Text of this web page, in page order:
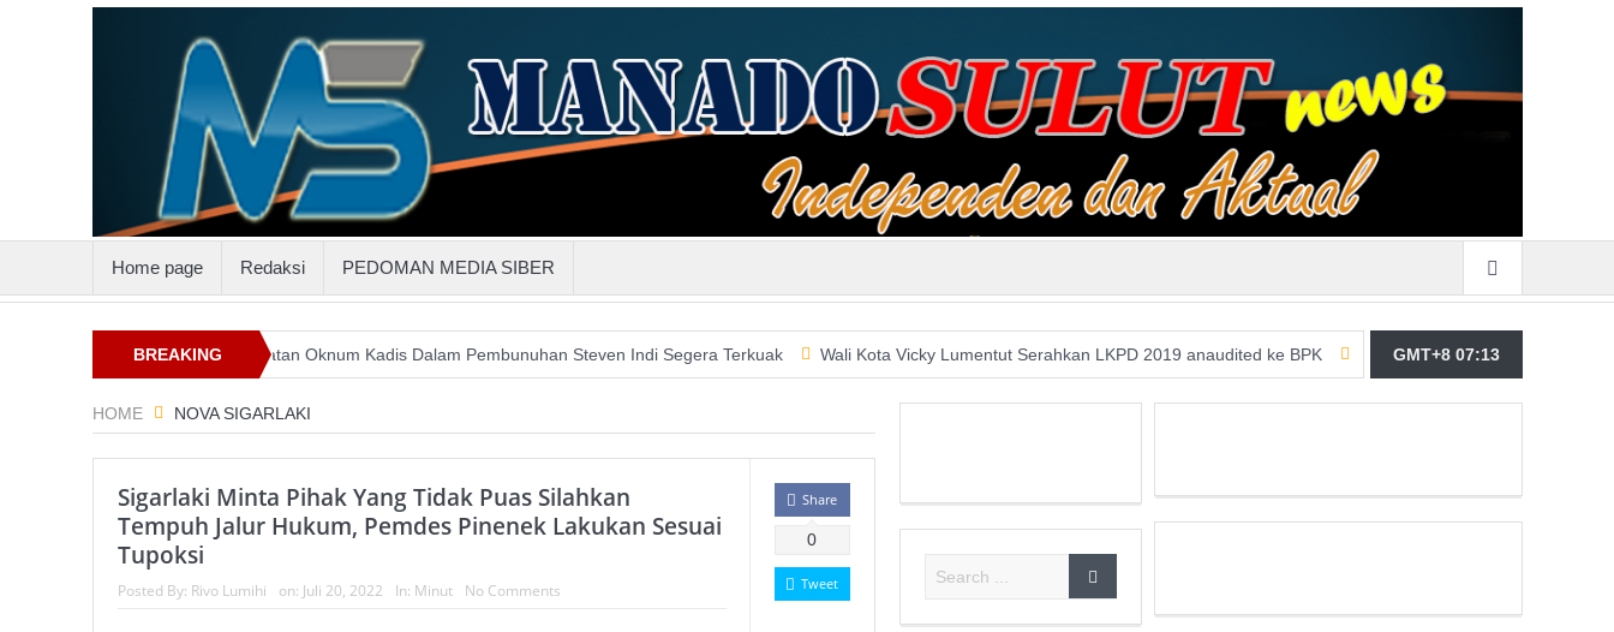
Home page Redaksi PEDOMAN MEDIA SIBER
BREAKING
NEWS
Keterlibatan Oknum Kadis Dalam Pembunuhan Steven Indi Segera Terkuak Wali Kota Vicky Lumentut Serahkan LKPD 2019 anaudited ke BPK Merasa Terpangil, GMBI Wilter Sulut Siap
GMT+8 07:13
HOME NOVA SIGARLAKI
Sigarlaki Minta Pihak Yang Tidak Puas Silahkan
Tempuh Jalur Hukum, Pemdes Pinenek Lakukan Sesuai
Tupoksi
Posted By: Rivo Lumihi on: Juli 20, 2022 In: Minut No Comments
Share
0
Tweet